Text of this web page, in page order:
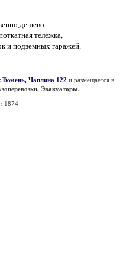
тележка,
и подземных гаражей.
Чаплина 122 и размещается в
Эвакуаторы.
1874